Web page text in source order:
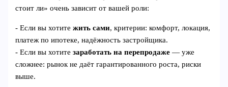
стоит ли» очень зависит от вашей роли:
- Если вы хотитежить сами, критерии: комфорт, локация,
платеж по ипотеке, надёжность застройщика.
- Если вы хотитезаработать на перепродаже — уже
сложнее: рынок не даёт гарантированного роста, риски
выше.